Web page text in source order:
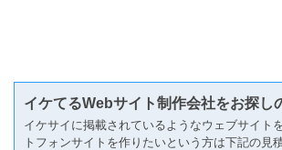
イケてるWebサイト制作会社をお探し
イケサイに掲載されているようなウェブサイト
トフォンサイトを作りたいという方は下記の見